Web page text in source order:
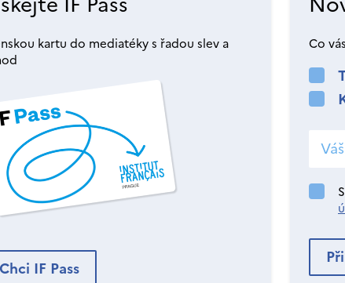
kartu do mediatéky s řadou slev a
Chci IF Pass
Co